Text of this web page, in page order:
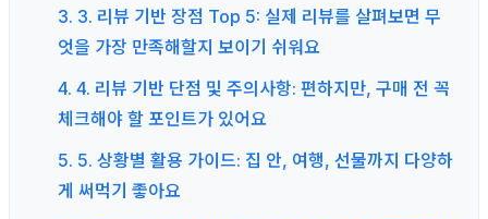
3. 3. 리뷰 기반 장점 Top 5: 실제 리뷰를 살펴보면 무
엇을 가장 만족해할지 보이기 쉬워요
4. 4. 리뷰 기반 단점 및 주의사항: 편하지만, 구매 전 꼭
체크해야 할 포인트가 있어요
5. 5. 상황별 활용 가이드: 집 안, 여행, 선물까지 다양하
게 써먹기 좋아요